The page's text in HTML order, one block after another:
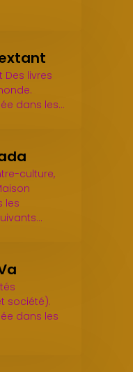
Des livres
dans les…
culture,
les
société).
dans les